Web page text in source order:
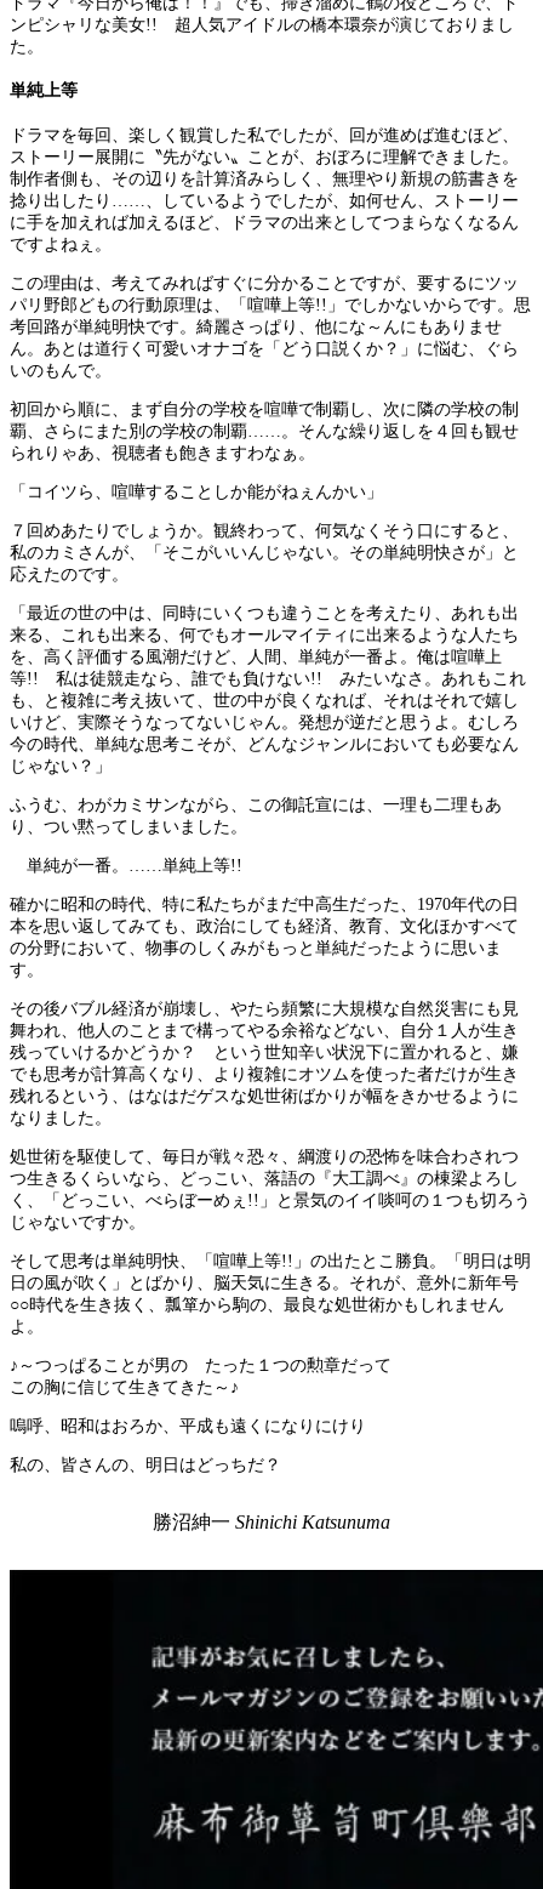
ンピシャリな美女!! 超人気アイドルの橋本環奈が演じておりまし
た。
単純上等
ドラマを毎回、楽しく観賞した私でしたが、回が進めば進むほど、
ストーリー展開に〝先がない〟ことが、おぼろに理解できました。
制作者側も、その辺りを計算済みらしく、無理やり新規の筋書きを
捻り出したり……、しているようでしたが、如何せん、ストーリー
に手を加えれば加えるほど、ドラマの出来としてつまらなくなるん
ですよねぇ。
この理由は、考えてみればすぐに分かることですが、要するにツッ
パリ野郎どもの行動原理は、「喧嘩上等!!」でしかないからです。思
考回路が単純明快です。綺麗さっぱり、他にな～んにもありませ
ん。あとは道行く可愛いオナゴを「どう口説くか？」に悩む、ぐら
いのもんで。
初回から順に、まず自分の学校を喧嘩で制覇し、次に隣の学校の制
覇、さらにまた別の学校の制覇……。そんな繰り返しを４回も観せ
られりゃあ、視聴者も飽きますわなぁ。
「コイツら、喧嘩することしか能がねぇんかい」
７回めあたりでしょうか。観終わって、何気なくそう口にすると、
私のカミさんが、「そこがいいんじゃない。その単純明快さが」と
応えたのです。
「最近の世の中は、同時にいくつも違うことを考えたり、あれも出
来る、これも出来る、何でもオールマイティに出来るような人たち
を、高く評価する風潮だけど、人間、単純が一番よ。俺は喧嘩上
等!! 私は徒競走なら、誰でも負けない!! みたいなさ。あれもこれ
も、と複雑に考え抜いて、世の中が良くなれば、それはそれで嬉し
いけど、実際そうなってないじゃん。発想が逆だと思うよ。むしろ
今の時代、単純な思考こそが、どんなジャンルにおいても必要なん
じゃない？」
ふうむ、わがカミサンながら、この御託宣には、一理も二理もあ
り、つい黙ってしまいました。
単純が一番。……単純上等!!
確かに昭和の時代、特に私たちがまだ中高生だった、1970年代の日
本を思い返してみても、政治にしても経済、教育、文化ほかすべて
の分野において、物事のしくみがもっと単純だったように思いま
す。
その後バブル経済が崩壊し、やたら頻繁に大規模な自然災害にも見
舞われ、他人のことまで構ってやる余裕などない、自分１人が生き
残っていけるかどうか？ という世知辛い状況下に置かれると、嫌
でも思考が計算高くなり、より複雑にオツムを使った者だけが生き
残れるという、はなはだゲスな処世術ばかりが幅をきかせるように
なりました。
処世術を駆使して、毎日が戦々恐々、綱渡りの恐怖を味合わされつ
つ生きるくらいなら、どっこい、落語の『大工調べ』の棟梁よろし
く、「どっこい、べらぼーめぇ!!」と景気のイイ啖呵の１つも切ろう
じゃないですか。
そして思考は単純明快、「喧嘩上等!!」の出たとこ勝負。「明日は明
日の風が吹く」とばかり、脳天気に生きる。それが、意外に新年号
○○時代を生き抜く、瓢箪から駒の、最良な処世術かもしれません
よ。
♪～つっぱることが男の たった１つの勲章だって
この胸に信じて生きてきた～♪
嗚呼、昭和はおろか、平成も遠くになりにけり
私の、皆さんの、明日はどっちだ？
勝沼紳一 Shinichi Katsunuma